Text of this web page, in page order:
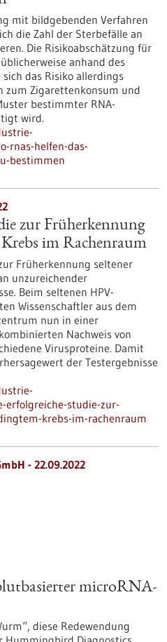
mit bildgebenden Verfahren
die Zahl der Sterbefälle an
Die Risikoabschätzung für
anhand des
das Risiko allerdings
zum Zigarettenkonsum und
bestimmter RNA-
wird.
rnas-helfen-das-
bestimmen
zur Früherkennung
im Rachenraum
Früherkennung seltener
unzureichender
Beim seltenen HPV-
Wissenschaftler aus dem
nun in einer
Nachweis von
Virusproteine. Damit
der Testergebnisse
studie-zur-
krebs-im-rachenraum
- 22.09.2022
microRNA-
diese Redewendung